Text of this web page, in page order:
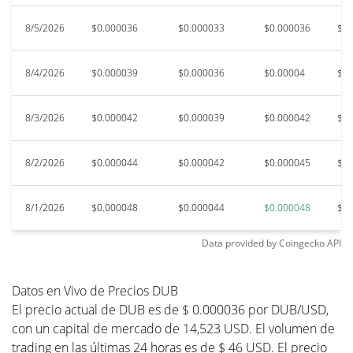
8/5/2026 $0.000036 $0.000033 $0.000036
8/4/2026 $0.000039 $0.000036 $0.00004
8/3/2026 $0.000042 $0.000039 $0.000042
8/2/2026 $0.000044 $0.000042 $0.000045
8/1/2026 $0.000048 $0.000044 $0.000048
Data provided byCoingeckoAPI
Datos en Vivo de Precios DUB
El precio actual de DUB es de $ 0.000036 por DUB/USD,
con un capital de mercado de 14,523 USD. El volumen de
trading en las últimas 24 horas es de $ 46 USD. El precio